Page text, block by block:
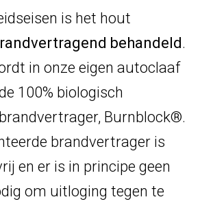
is het hout
behandeld.
in onze eigen autoclaaf
100% biologisch
Burnblock®.
brandvertrager is
en er is in principe geen
om uitloging tegen te